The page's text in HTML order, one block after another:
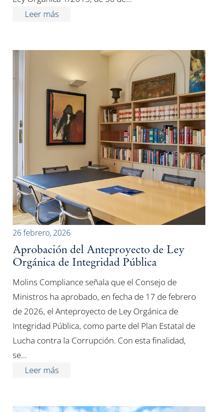
Leer más
26 febrero, 2026
Aprobación del Anteproyecto de Ley
Orgánica de Integridad Pública
Molins Compliance señala que el Consejo de
Ministros ha aprobado, en fecha de 17 de febrero
de 2026, el Anteproyecto de Ley Orgánica de
Integridad Pública, como parte del Plan Estatal de
Lucha contra la Corrupción. Con esta finalidad,
se…
Leer más